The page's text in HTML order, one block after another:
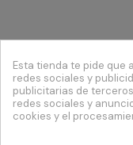
Esta tienda te pide que
redes sociales y
publicitarias de
redes sociales y
cookies y el